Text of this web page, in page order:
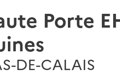
Porte
DE-CALAIS